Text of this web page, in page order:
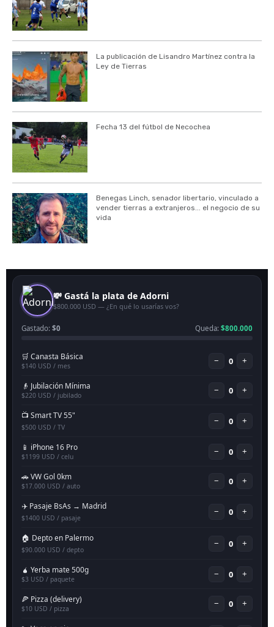
La publicación de Lisandro Martínez contra la
Ley de Tierras
Fecha 13 del fútbol de Necochea
Benegas Linch, senador libertario, vinculado a
vender tierras a extranjeros... el negocio de su
vida